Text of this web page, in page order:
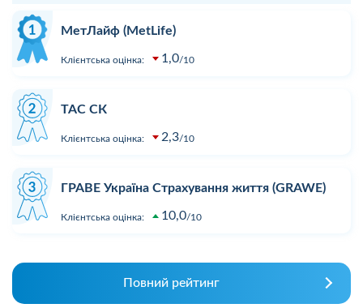
МетЛайф (MetLife)
Клієнтська оцінка: 1,0 10
ТАС СК
Клієнтська оцінка: 2,3 10
ГРАВЕ Україна Страхування життя (GRAWE)
Клієнтська оцінка: 10,0 10
Повний рейтинг